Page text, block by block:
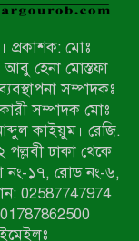
মাদক বিরোধী
নিয়োগে
প্রকাশ;
প্রচারণা
দেখে
মাদরাসার
৪০ হাজার
প্রকাশক: মোঃ
আবু হেনা মোস্তফা
সম্পাদকঃ
সম্পাদক মোঃ
কাইয়ুম। রেজি.
ঢাকা থেকে
নং-১৭, রোড নং-৬,
02587747974